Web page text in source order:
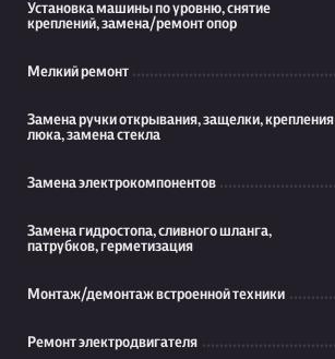
Установка машины по уровню, снятие
креплений, замена/ремонт опор
Мелкий ремонт
Замена ручки открывания, защелки, крепления
люка, замена стекла
Замена электрокомпонентов
Замена гидростопа, сливного шланга,
патрубков, герметизация
Монтаж/демонтаж встроенной техники
Ремонт электродвигателя